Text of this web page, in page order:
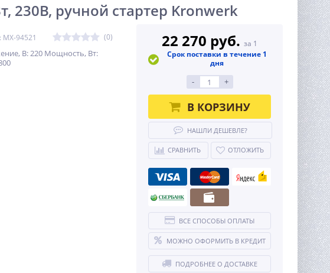
230В, ручной стартер Kronwerk
MX-94521 (0)
В: 220 Мощность, Вт:
22 270 руб. за 1
Срок поставки в течение 1
дня
- +
В КОРЗИНУ
НАШЛИ ДЕШЕВЛЕ?
СРАВНИТЬ ОТЛОЖИТЬ
ВСЕ СПОСОБЫ ОПЛАТЫ
МОЖНО ОФОРМИТЬ В КРЕДИТ
ПОДРОБНЕЕ О ДОСТАВКЕ